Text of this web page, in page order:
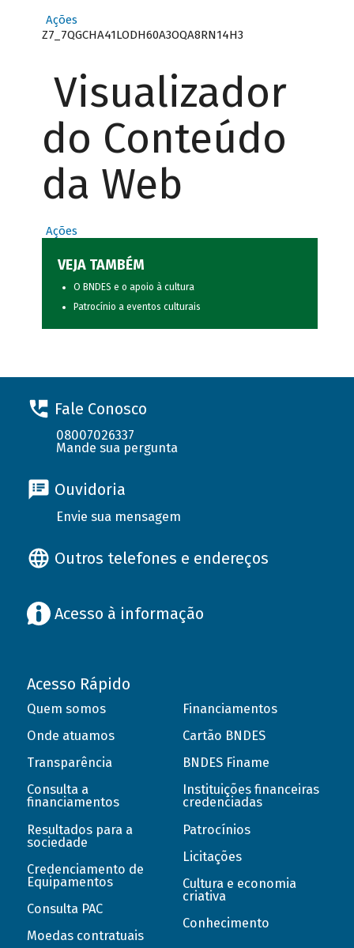
Ações
Z7_7QGCHA41LODH60A3OQA8RN14H3
Visualizador
do Conteúdo
da Web
Ações
VEJA TAMBÉM
O BNDES e o apoio à cultura
Patrocínio a eventos culturais
Fale Conosco
08007026337
Mande sua pergunta
Ouvidoria
Envie sua mensagem
Outros telefones e endereços
Acesso à informação
Acesso Rápido
Quem somos
Onde atuamos
Transparência
Consulta a
financiamentos
Resultados para a
sociedade
Credenciamento de
Equipamentos
Consulta PAC
Moedas contratuais
Financiamentos
Cartão BNDES
BNDES Finame
Instituições financeiras
credenciadas
Patrocínios
Licitações
Cultura e economia
criativa
Conhecimento